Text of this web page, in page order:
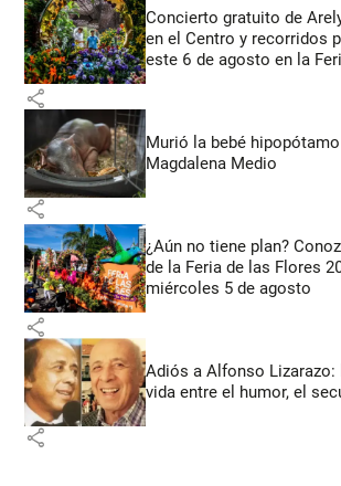
Concierto gratuito de
en el Centro y recorridos
este 6 de agosto en la
share
Murió la bebé
Magdalena Medio
share
¿Aún no tiene plan?
de la Feria de las Flores
miércoles 5 de agosto
share
Adiós a Alfonso
vida entre el humor, el
share